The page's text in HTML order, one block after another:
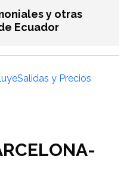
y otras
Ecuador
Salidas y Precios